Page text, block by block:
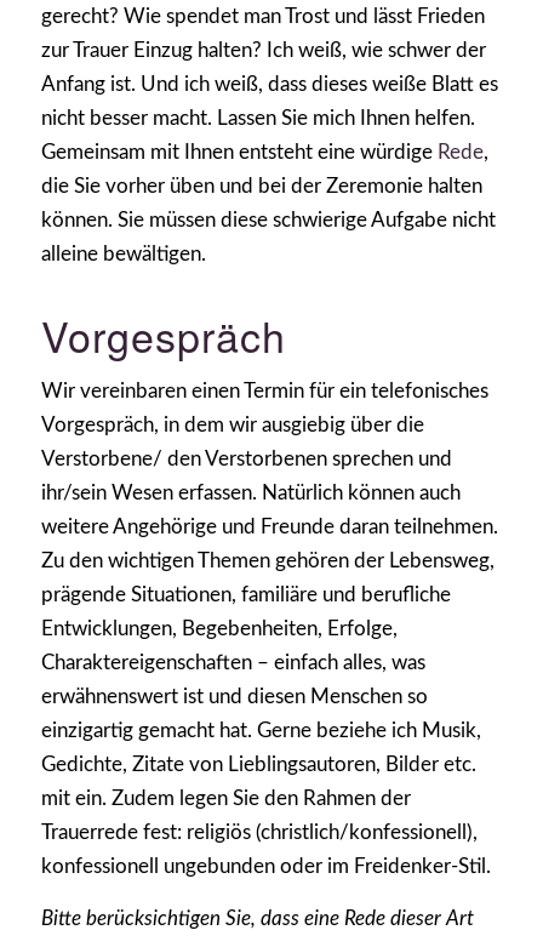
gerecht? Wie spendet man Trost und lässt Frieden
zur Trauer Einzug halten? Ich weiß, wie schwer der
Anfang ist. Und ich weiß, dass dieses weiße Blatt es
nicht besser macht. Lassen Sie mich Ihnen helfen.
Gemeinsam mit Ihnen entsteht eine würdige Rede,
die Sie vorher üben und bei der Zeremonie halten
können. Sie müssen diese schwierige Aufgabe nicht
alleine bewältigen.
Vorgespräch
Wir vereinbaren einen Termin für ein telefonisches
Vorgespräch, in dem wir ausgiebig über die
Verstorbene/ den Verstorbenen sprechen und
ihr/sein Wesen erfassen. Natürlich können auch
weitere Angehörige und Freunde daran teilnehmen.
Zu den wichtigen Themen gehören der Lebensweg,
prägende Situationen, familiäre und berufliche
Entwicklungen, Begebenheiten, Erfolge,
Charaktereigenschaften – einfach alles, was
erwähnenswert ist und diesen Menschen so
einzigartig gemacht hat. Gerne beziehe ich Musik,
Gedichte, Zitate von Lieblingsautoren, Bilder etc.
mit ein. Zudem legen Sie den Rahmen der
Trauerrede fest: religiös (christlich/konfessionell),
konfessionell ungebunden oder im Freidenker-Stil.
Bitte berücksichtigen Sie, dass eine Rede dieser Art